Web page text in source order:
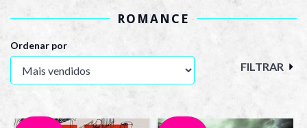
ROMANCE
Ordenar por
FILTRAR